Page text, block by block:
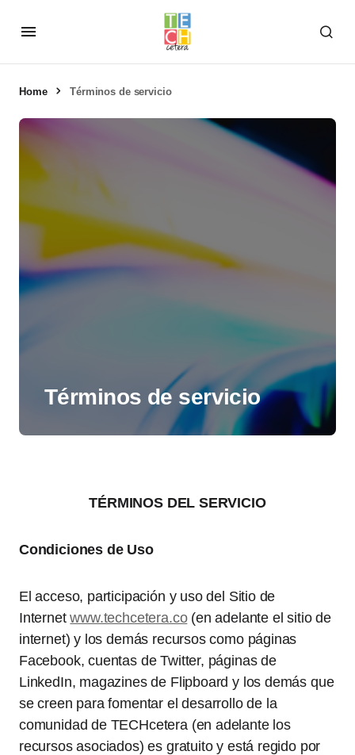
Home Términos de servicio
Términos de servicio
TÉRMINOS DEL SERVICIO
Condiciones de Uso
El acceso, participación y uso del Sitio de
Internetwww.techcetera.co(en adelante el sitio de
internet) y los demás recursos como páginas
Facebook, cuentas de Twitter, páginas de
LinkedIn, magazines de Flipboard y los demás que
se creen para fomentar el desarrollo de la
comunidad de TECHcetera (en adelante los
recursos asociados) es gratuito y está regido por